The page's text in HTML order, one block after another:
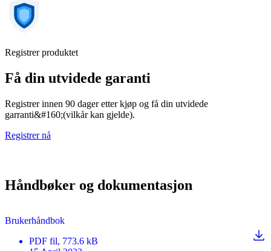
Registrer produktet
Få din utvidede garanti
Registrer innen 90 dager etter kjøp og få din utvidede
garranti&#160;(vilkår kan gjelde).
Registrer nå
Håndbøker og dokumentasjon
Brukerhåndbok
PDF fil, 773.6 kB